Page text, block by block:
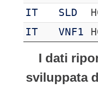
IT
SLD
IT
VNF1
I dati
sviluppata